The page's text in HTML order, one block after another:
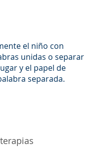
el niño con
unidas o separar
y el papel de
separada.